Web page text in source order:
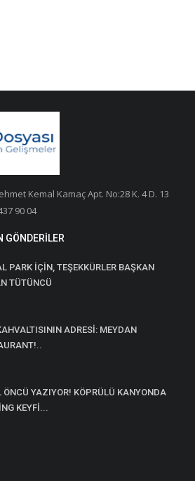
Kemal Kamaç Apt. No:28 K. 4 D. 13
90 04
GÖNDERILER
PARK İÇİN, TEŞEKKÜRLER BAŞKAN
TÜTÜNCÜ
ADRESİ: MEYDAN
ÖNCÜ YAZIYOR! KÖPRÜLÜ KANYONDA
KEYFİ...